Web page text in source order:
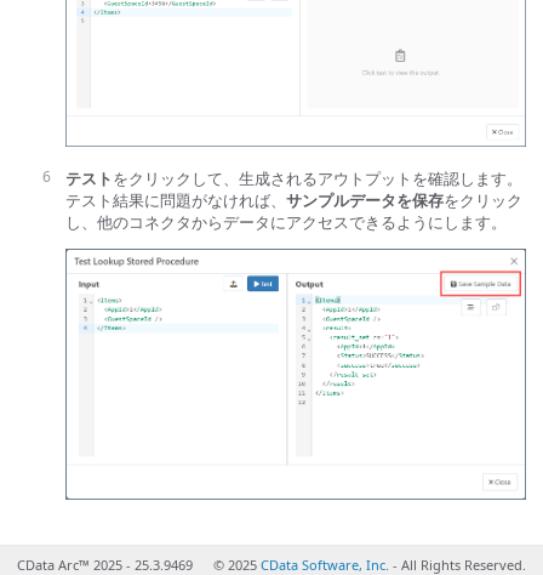
テストをクリックして、生成されるアウトプットを確認します。
テスト結果に問題がなければ、 サンプルデータを保存をクリック
し、他のコネクタからデータにアクセスできるようにします。
CData Arc™ 2025 - 25.3.9469 © 2025 CData Software, Inc. - All Rights Reserved.